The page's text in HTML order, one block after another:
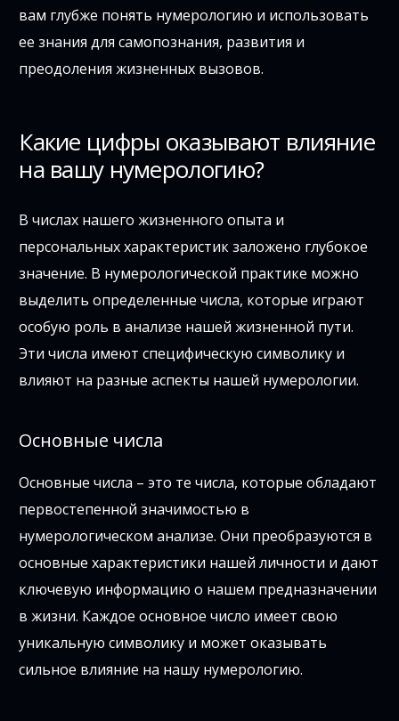
вам глубже понять нумерологию и использовать
ее знания для самопознания, развития и
преодоления жизненных вызовов.
Какие цифры оказывают влияние
на вашу нумерологию?
В числах нашего жизненного опыта и
персональных характеристик заложено глубокое
значение. В нумерологической практике можно
выделить определенные числа, которые играют
особую роль в анализе нашей жизненной пути.
Эти числа имеют специфическую символику и
влияют на разные аспекты нашей нумерологии.
Основные числа
Основные числа – это те числа, которые обладают
первостепенной значимостью в
нумерологическом анализе. Они преобразуются в
основные характеристики нашей личности и дают
ключевую информацию о нашем предназначении
в жизни. Каждое основное число имеет свою
уникальную символику и может оказывать
сильное влияние на нашу нумерологию.